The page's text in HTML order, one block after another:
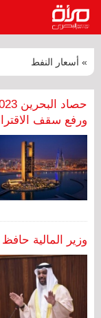
» أسعار النفط
ورفع سقف
وزير المالية